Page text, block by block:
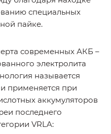
специальных
пайке.
современных АКБ –
электролита
называется
применяется при
аккумуляторов
последнего
VRLA: